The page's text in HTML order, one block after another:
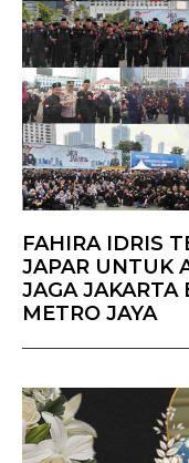
FAHIRA IDRIS
JAPAR UNTUK
JAGA JAKARTA
METRO JAYA